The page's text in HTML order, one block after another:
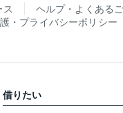
ヘルプ・よくある
・プライバシーポリシー
借りたい